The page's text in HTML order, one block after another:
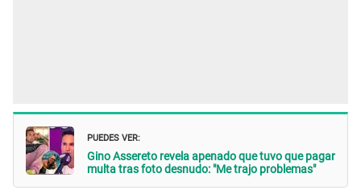
PUEDES VER:
Gino Assereto revela apenado que tuvo que pagar
multa tras foto desnudo: "Me trajo problemas"